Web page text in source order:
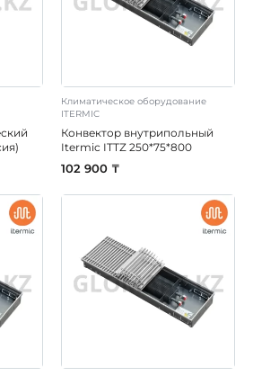
Климатическое оборудование
ITERMIC
Конвектор внутрипольный
Itermic ITTZ 250*75*800
102 900 ₸